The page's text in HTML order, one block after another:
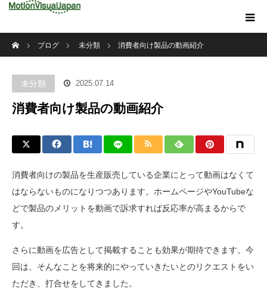
ブログ
未分類 消費者向け製品の動画紹介
未分類 2025.07.14
消費者向け製品の動画紹介
消費者向けの製品を生産販売している企業にとって動画はなくて
はならないものになりつつあります。ホームページやYouTubeな
どで製品のメリットを動画で訴求すれば反応率が高まるからで
す。
さらに動画を広告として掲載することも効果が期待できます。今
回は、そんなことを将来的にやっていきたいとのリクエストをい
ただき、打合せをしてきました。